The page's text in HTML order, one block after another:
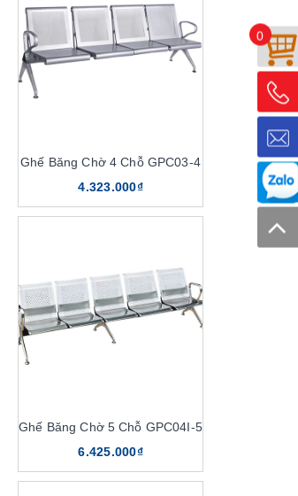
Ghế Băng Chờ 4 Chỗ GPC03-4
4.323.000₫
Ghế Băng Chờ 5 Chỗ GPC04I-5
6.425.000₫
0